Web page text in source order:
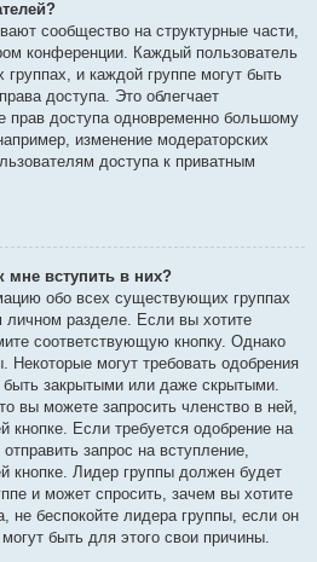
сообщество на структурные части,
конференции. Каждый пользователь
группах, и каждой группе могут быть
доступа. Это облегчает
прав доступа одновременно большому
изменение модераторских
доступа к приватным
мне вступить в них?
обо всех существующих группах
разделе. Если вы хотите
соответствующую кнопку. Однако
Некоторые могут требовать одобрения
закрытыми или даже скрытыми.
вы можете запросить членство в ней,
кнопке. Если требуется одобрение на
запрос на вступление,
кнопке. Лидер группы должен будет
и может спросить, зачем вы хотите
не беспокойте лидера группы, если он
быть для этого свои причины.